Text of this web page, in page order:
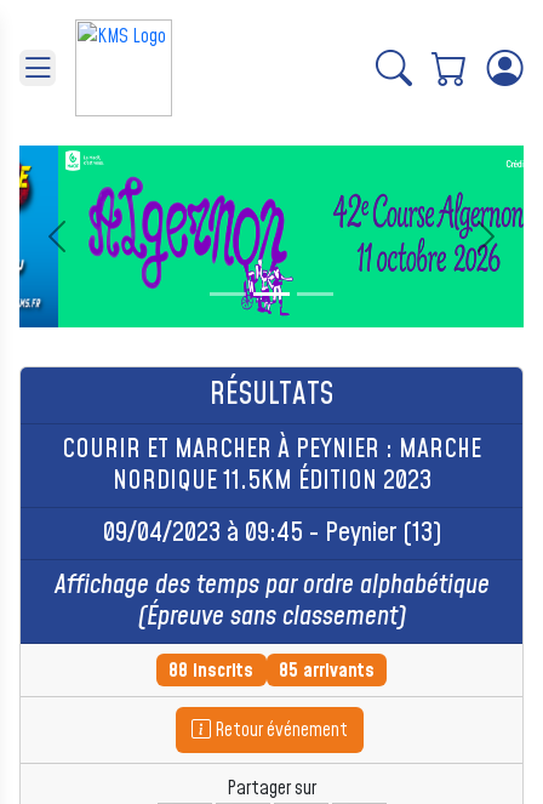
Précédent Suivant
RÉSULTATS
COURIR ET MARCHER À PEYNIER : MARCHE
NORDIQUE 11.5KM ÉDITION 2023
09/04/2023 à 09:45 - Peynier (13)
Affichage des temps par ordre alphabétique
(Épreuve sans classement)
88 inscrits 85 arrivants
Retour événement
Partager sur
Panneau de gestion des cookies